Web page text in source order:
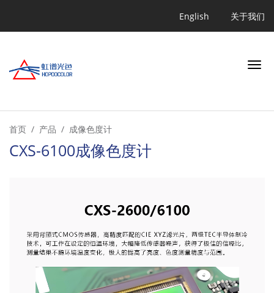
English 关于我们
首页 产品 成像色度计
CXS-6100成像色度计